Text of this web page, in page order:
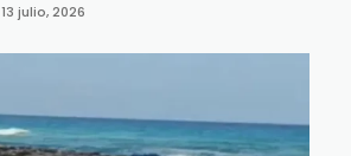
13 julio, 2026